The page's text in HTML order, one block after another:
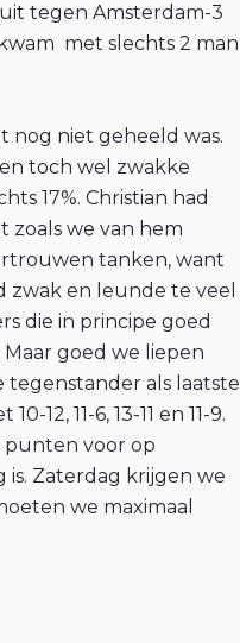
tegen Amsterdam-3
met slechts 2 man
nog niet geheeld was.
toch wel zwakke
17%. Christian had
zoals we van hem
tanken, want
zwak en leunde te veel
die in principe goed
goed we liepen
als laatste
12, 11-6, 13-11 en 11-9.
punten voor op
Zaterdag krijgen we
we maximaal